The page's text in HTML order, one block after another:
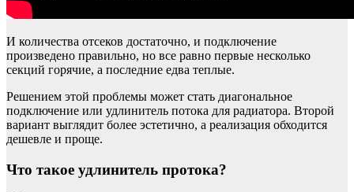
И количества отсеков достаточно, и подключение
произведено правильно, но все равно первые несколько
секций горячие, а последние едва теплые.
Решением этой проблемы может стать диагональное
подключение или удлинитель потока для радиатора. Второй
вариант выглядит более эстетично, а реализация обходится
дешевле и проще.
Что такое удлинитель протока?